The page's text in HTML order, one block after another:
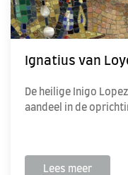
Ignatius van
De heilige Inigo
aandeel in de
Lees meer